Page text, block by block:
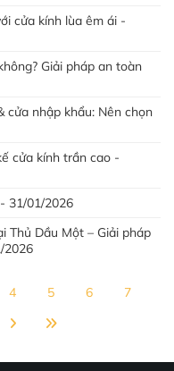
cửa kính lùa êm ái -
Giải pháp an toàn
cửa nhập khẩu: Nên chọn
cửa kính trần cao -
31/01/2026
Thủ Dầu Một – Giải pháp
2026
4 5 6
7